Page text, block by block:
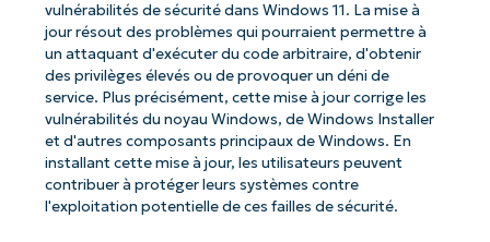
vulnérabilités de sécurité dans Windows 11. La mise à
jour résout des problèmes qui pourraient permettre à
un attaquant d'exécuter du code arbitraire, d'obtenir
des privilèges élevés ou de provoquer un déni de
service. Plus précisément, cette mise à jour corrige les
vulnérabilités du noyau Windows, de Windows Installer
et d'autres composants principaux de Windows. En
installant cette mise à jour, les utilisateurs peuvent
contribuer à protéger leurs systèmes contre
l'exploitation potentielle de ces failles de sécurité.